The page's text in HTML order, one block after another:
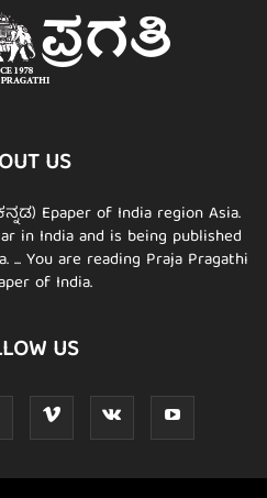
US
Epaper of India region Asia.
in India and is being published
You are reading Praja Pragathi
of India.
US